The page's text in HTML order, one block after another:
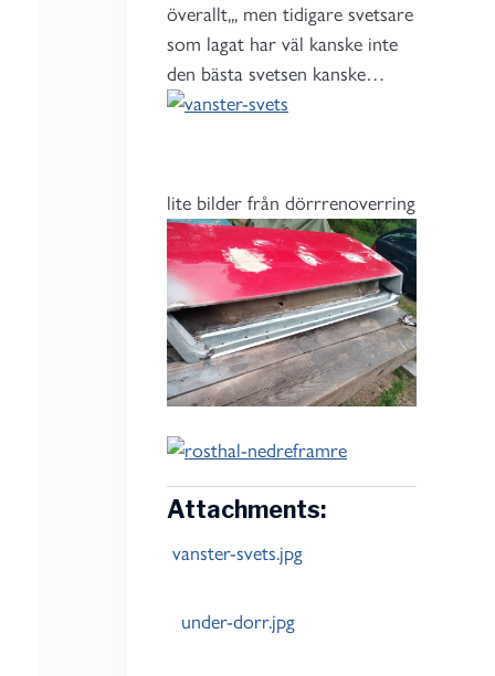
överallt,,, men tidigare svetsare
som lagat har väl kanske inte
den bästa svetsen kanske…
lite bilder från dörrrenoverring
Attachments:
vanster-svets.jpg
under-dorr.jpg